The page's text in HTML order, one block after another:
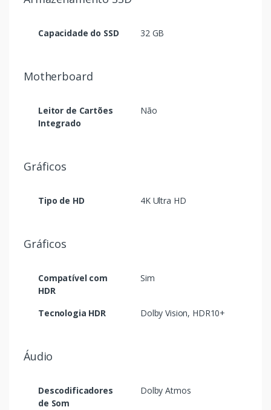
Capacidade do SSD 32 GB
Motherboard
Leitor de Cartões
Integrado
Não
Gráficos
Tipo de HD 4K Ultra HD
Gráficos
Compatível com
HDR
Sim
Tecnologia HDR Dolby Vision, HDR10+
Áudio
Descodificadores
de Som
Dolby Atmos